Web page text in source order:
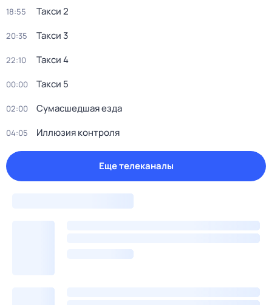
18:55 Такси 2
20:35 Такси 3
22:10 Такси 4
00:00 Такси 5
02:00 Сумасшедшая езда
04:05 Иллюзия контроля
Еще телеканалы